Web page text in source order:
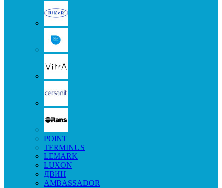
POINT
TERMINUS
LEMARK
LUXON
ДВИН
AMBASSADOR